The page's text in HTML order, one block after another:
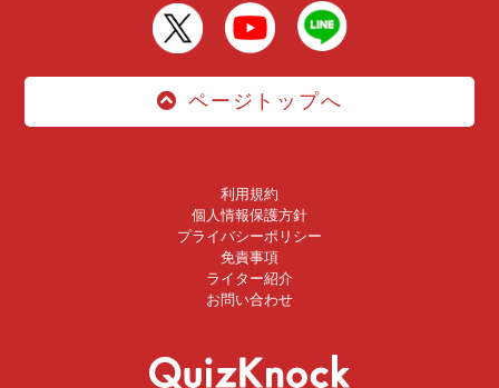
ページトップへ
利用規約
個人情報保護方針
プライバシーポリシー
免責事項
ライター紹介
お問い合わせ